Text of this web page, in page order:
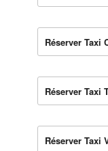
Réserver Taxi
Réserver Taxi
Réserver Taxi